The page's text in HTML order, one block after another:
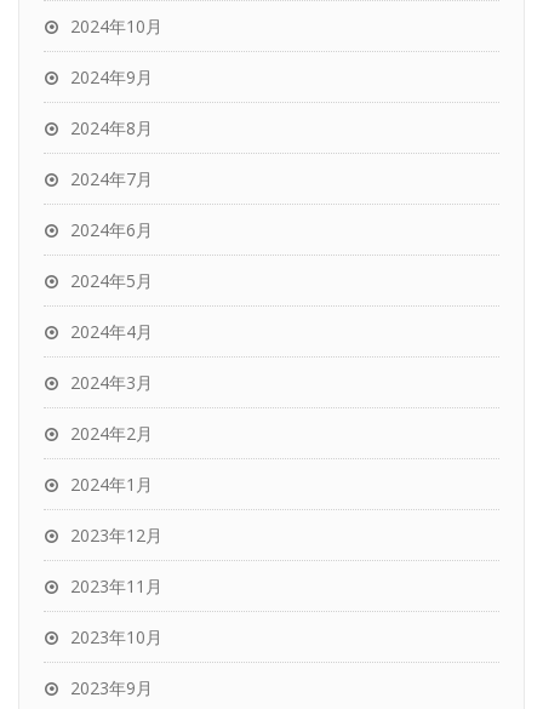
2024年10月
2024年9月
2024年8月
2024年7月
2024年6月
2024年5月
2024年4月
2024年3月
2024年2月
2024年1月
2023年12月
2023年11月
2023年10月
2023年9月